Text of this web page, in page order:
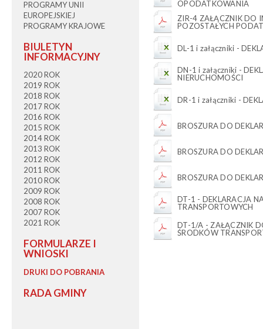
PROGRAMY UNII
EUROPEJSKIEJ
PROGRAMY KRAJOWE
BIULETYN
INFORMACYJNY
2020 ROK
2019 ROK
2018 ROK
2017 ROK
2016 ROK
2015 ROK
2014 ROK
2013 ROK
2012 ROK
2011 ROK
2010 ROK
2009 ROK
2008 ROK
2007 ROK
2021 ROK
FORMULARZE I
WNIOSKI
DRUKI DO POBRANIA
RADA GMINY
OPODATKOWANIA
ZIR-4 ZAŁĄCZNIK DO
POZOSTAŁYCH
DL-1 i załączniki -
DN-1 i załączniki -
NIERUCHOMOŚCI
DR-1 i załączniki -
BROSZURA DO
BROSZURA DO
BROSZURA DO
DT-1 - DEKLARACJA
TRANSPORTOWYCH
DT-1/A - ZAŁĄCZNIK
ŚRODKÓW